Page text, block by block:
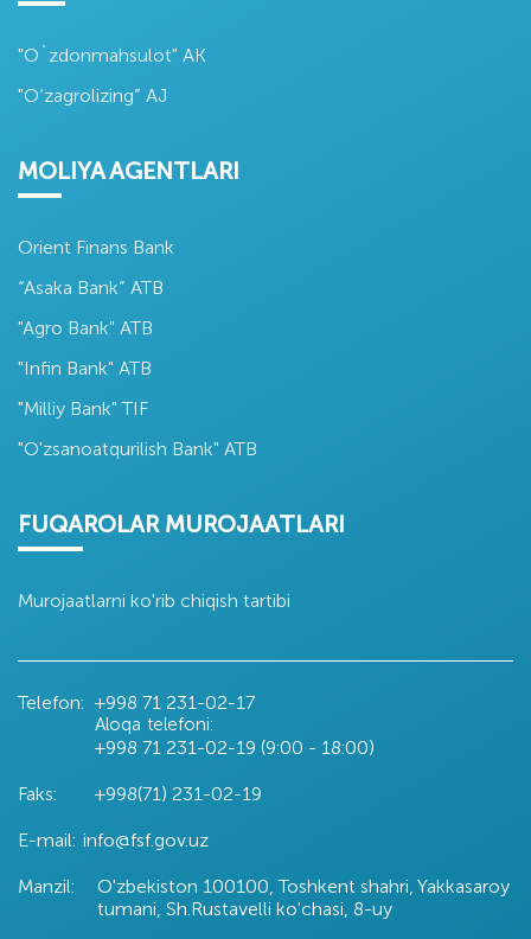
"O`zdonmahsulot" AK
"O‘zagrolizing” AJ
MOLIYA AGENTLARI
Orient Finans Bank
“Asaka Bank” ATB
"Agro Bank" ATB
"Infin Bank" ATB
"Milliy Bank" TIF
"O'zsanoatqurilish Bank" ATB
FUQAROLAR MUROJAATLARI
Murojaatlarni ko'rib chiqish tartibi
Telefon: +998 71 231-02-17
Aloqa telefoni:
+998 71 231-02-19 (9:00 - 18:00)
Faks: +998(71) 231-02-19
E-mail: info@fsf.gov.uz
Manzil:
O'zbekiston 100100, Toshkent shahri, Yakkasaroy
tumani, Sh.Rustavelli ko'chasi, 8-uy